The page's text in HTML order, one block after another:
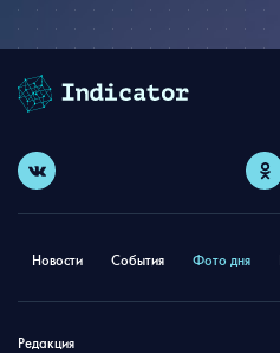
Новости События Фото дня
Редакция